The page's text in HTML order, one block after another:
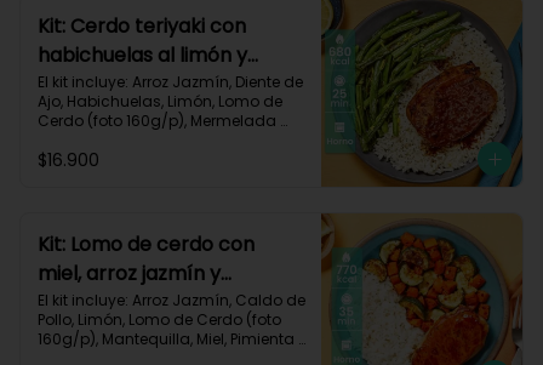
Kit: Cerdo teriyaki con
habichuelas al limón y
arroz al ajillo-3
El kit incluye: Arroz Jazmín, Diente de
Ajo, Habichuelas, Limón, Lomo de
Cerdo (foto 160g/p), Mermelada
Impresa.
$16.900
Kit: Lomo de cerdo con
miel, arroz jazmín y
verduras al limón-76
El kit incluye: Arroz Jazmín, Caldo de
Pollo, Limón, Lomo de Cerdo (foto
160g/p), Mantequilla, Miel, Pimienta